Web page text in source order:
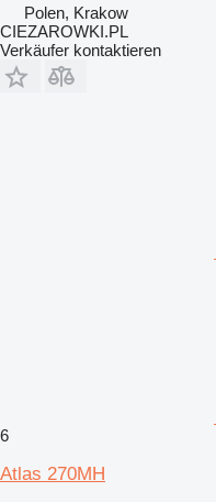
Polen, Krakow
CIEZAROWKI.PL
Verkäufer kontaktieren
6
Atlas 270MH